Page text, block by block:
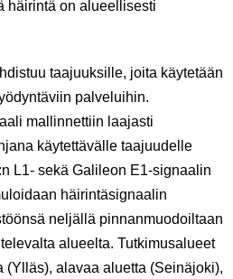
häirintä on alueellisesti
taajuuksille, joita käytetään
palveluihin.
mallinnettiin laajasti
käytettävälle taajuudelle
L1- sekä Galileon E1-signaalin
häirintäsignaalin
neljällä pinnanmuodoiltaan
alueelta. Tutkimusalueet
(Ylläs), alavaa aluetta (Seinäjoki),